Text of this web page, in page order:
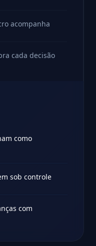
acompanha
cada decisão
como
sob controle
com